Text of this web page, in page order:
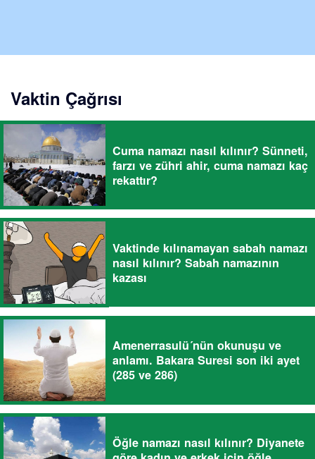
Vaktin Çağrısı
Cuma namazı nasıl kılınır? Sünneti,
farzı ve zühri ahir, cuma namazı kaç
rekattır?
Vaktinde kılınamayan sabah namazı
nasıl kılınır? Sabah namazının
kazası
Amenerrasulü´nün okunuşu ve
anlamı. Bakara Suresi son iki ayet
(285 ve 286)
Öğle namazı nasıl kılınır? Diyanete